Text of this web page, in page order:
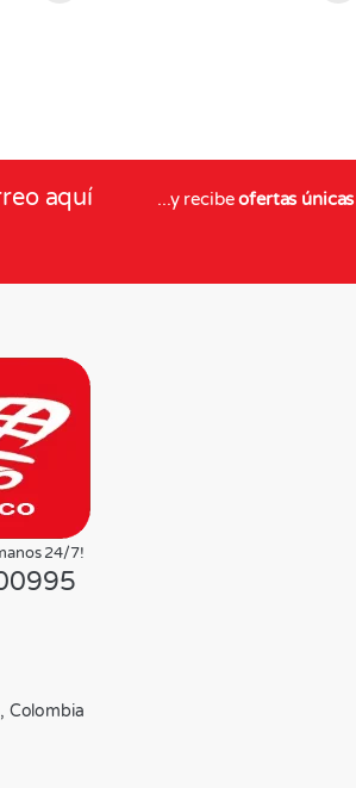
aquí ...y recibeofertas únicas
24/7!
Colombia